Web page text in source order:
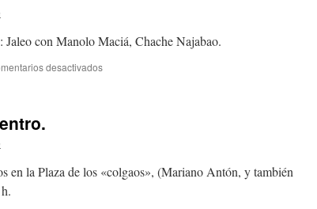
con Manolo Maciá, Chache Najabao.
desactivados
en la Plaza de los «colgaos», (Mariano Antón, y también